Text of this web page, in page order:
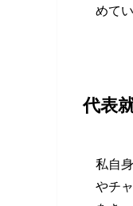
めて
代表
私自
やチ